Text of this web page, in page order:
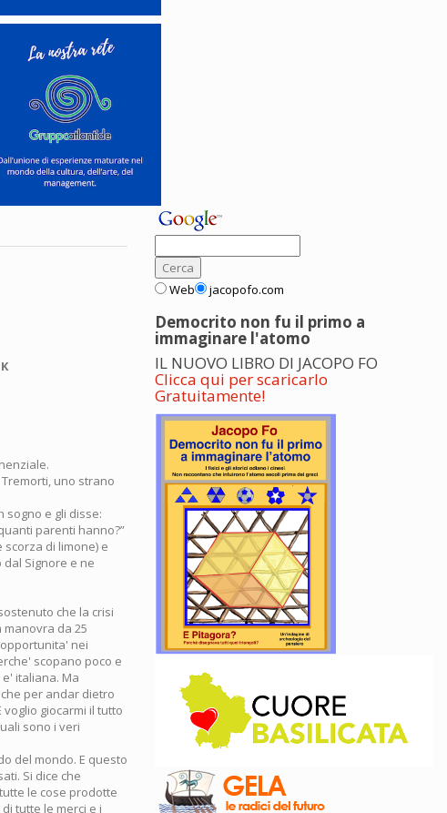
uno strano
sogno e gli disse:
parenti hanno?”
di limone) e
Signore e ne
che la crisi
da 25
nei
scopano poco e
italiana. Ma
per andar dietro
voglio giocarmi il tutto
sono i veri
del mondo. E questo
Si dice che
le cose prodotte
tutte le merci e i
Web jacopofo.com
Democrito non fu il primo a
immaginare l'atomo
IL NUOVO LIBRO DI JACOPO FO
Clicca qui per scaricarlo
Gratuitamente!